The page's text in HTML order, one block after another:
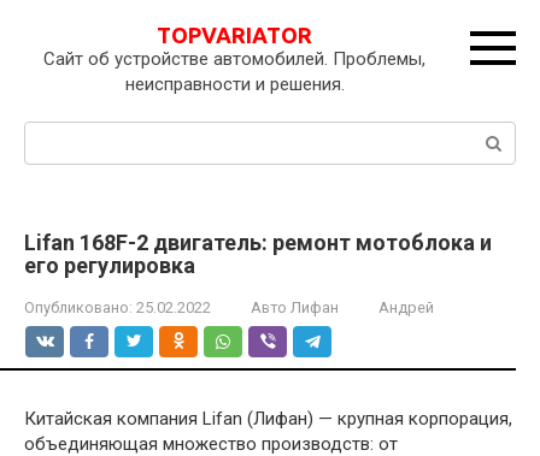
контенту
TOPVARIATOR
Сайт об устройстве автомобилей. Проблемы,
неисправности и решения.
Поиск:
Lifan 168F-2 двигатель: ремонт мотоблока и
его регулировка
Опубликовано: 25.02.2022 Авто Лифан Андрей
Китайская компания Lifan (Лифан) — крупная корпорация,
объединяющая множество производств: от